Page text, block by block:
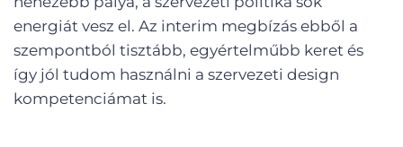
energiát vesz el. Az interim megbízás ebből a
szempontból tisztább, egyértelműbb keret és
így jól tudom használni a szervezeti design
kompetenciámat is.